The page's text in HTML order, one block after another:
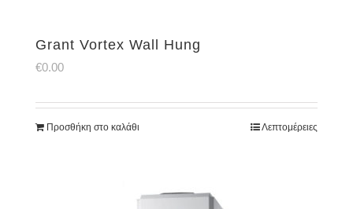
Grant Vortex Wall Hung
€0.00
Προσθήκη στο καλάθι Λεπτομέρειες